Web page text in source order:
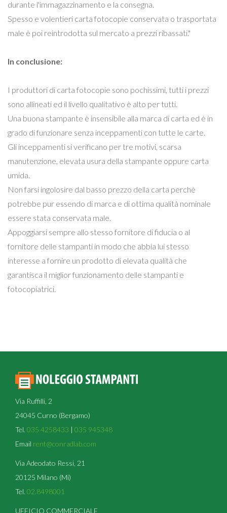
durante l'immagazzinamento e la consegna.
Spesso e volentieri carta fotocopie conservata o trasportata
male è poi reintrodotta sul mercato a prezzi ribassati."
In conclusione:
I produttori di carta fotocopie sono pochissimi, tutti i prezzi
sono allineati ed il livello qualitativo è alto per tutti.
Una buona stampante è insensibile alla marca di carta ed è in
grado di funzionare senza inceppamenti con tutte le carte.
Gli inceppamenti si verificano per tre motivi, scarsa
manutenzione, elevata usura della stampante oppure carta
umida.
Non farsi ingolosire dal basso prezzo della carta perchè
potrebbe pur essendo di marca e di ottima qualità nominale
essere stata conservata male.
Appoggiarsi sempre allo stesso fornitore di fiducia o al
fornitore delle stampanti in modo che abbia lui stesso
interesse a fornire un prodotto di elevata qualità che
garantisca il miglior funzionamento delle stampanti e
fotocopiatrici.
Via Ruffilli, 2
24045 Curno (Bergamo)
Tel. 035 4258433 | 035 945348
Email rent@conradlab.com
Via Adeodato Ressi, 21
20125 Milano (Mi)
Tel. 02.8498001
UFFICIO COMMERCIALE